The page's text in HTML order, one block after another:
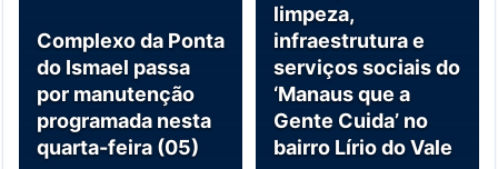
Complexo da Ponta
do Ismael passa
por manutenção
programada nesta
quarta-feira (05)
limpeza,
infraestrutura e
serviços sociais do
‘Manaus que a
Gente Cuida’ no
bairro Lírio do Vale